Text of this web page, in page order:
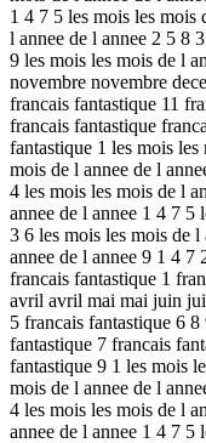
1 4 7 5 les mois les mois
l annee de l annee 2 5 8
9 les mois les mois de l
novembre novembre
francais fantastique 11
francais fantastique
fantastique 1 les mois
mois de l annee de l
4 les mois les mois de l
annee de l annee 1 4 7 5
3 6 les mois les mois de l
annee de l annee 9 1 4
francais fantastique 1
avril avril mai mai juin
5 francais fantastique 6
fantastique 7 francais
fantastique 9 1 les mois
mois de l annee de l
4 les mois les mois de l
annee de l annee 1 4 7 5